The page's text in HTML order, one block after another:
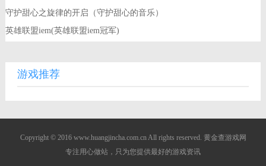
守护甜心之旋律的开启（守护甜心的音乐）
英雄联盟iem(英雄联盟iem冠军)
游戏推荐
Copyright © 2016 www.huangjincha.com.cn All rights reserved. 黄金查游戏网
专注用心做站，只为您提供最好的游戏资讯